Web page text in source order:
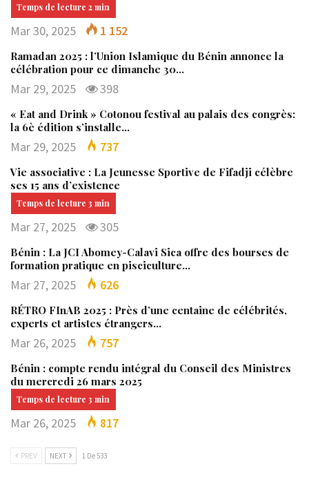
Mar 30, 2025 1 152
Ramadan 2025 : l’Union Islamique du Bénin annonce la
célébration pour ce dimanche 30…
Mar 29, 2025 398
« Eat and Drink » Cotonou festival au palais des congrès:
la 6è édition s’installe…
Mar 29, 2025 737
Vie associative : La Jeunesse Sportive de Fifadji célèbre
ses 15 ans d’existence
Mar 27, 2025 305
Bénin : La JCI Abomey-Calavi Sica offre des bourses de
formation pratique en pisciculture…
Mar 27, 2025 626
RÉTRO FInAB 2025 : Près d’une centaine de célébrités,
experts et artistes étrangers…
Mar 26, 2025 757
Bénin : compte rendu intégral du Conseil des Ministres
du mercredi 26 mars 2025
Mar 26, 2025 817
PREV NEXT 1 De 533